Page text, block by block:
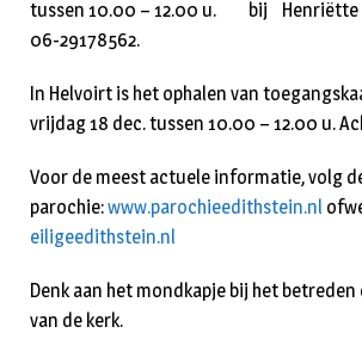
tussen 10.00 – 12.00 u. bij Henriëtte
06-29178562.
In Helvoirt is het ophalen van
vrijdag 18 dec. tussen 10.00 – 12.00 u.
Voor de meest actuele informatie, volg
parochie:www.parochieedithstein.nl
eiligeedithstein.nl
Denk aan het mondkapje bij het
van de kerk.